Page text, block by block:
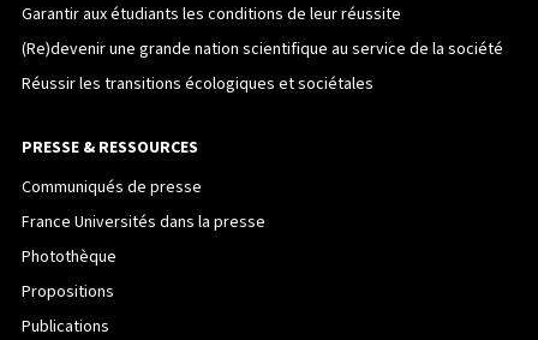
Garantir aux étudiants les conditions de leur réussite
(Re)devenir une grande nation scientifique au service de la société
Réussir les transitions écologiques et sociétales
PRESSE & RESSOURCES
Communiqués de presse
France Universités dans la presse
Photothèque
Propositions
Publications